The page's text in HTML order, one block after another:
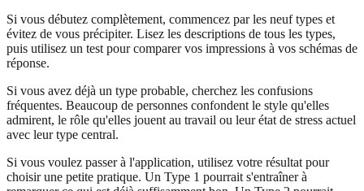
Si vous débutez complètement, commencez par les neuf types et
évitez de vous précipiter. Lisez les descriptions de tous les types,
puis utilisez un test pour comparer vos impressions à vos schémas de
réponse.
Si vous avez déjà un type probable, cherchez les confusions
fréquentes. Beaucoup de personnes confondent le style qu'elles
admirent, le rôle qu'elles jouent au travail ou leur état de stress actuel
avec leur type central.
Si vous voulez passer à l'application, utilisez votre résultat pour
choisir une petite pratique. Un Type 1 pourrait s'entraîner à